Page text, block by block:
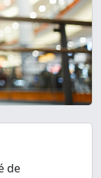
de